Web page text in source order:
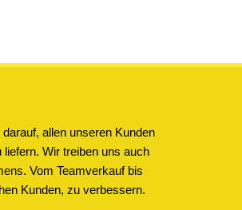
allen unseren Kunden
Wir treiben uns auch
Vom Teamverkauf bis
Kunden, zu verbessern.